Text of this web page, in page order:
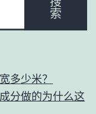
索
多少米？
分做的为什么这